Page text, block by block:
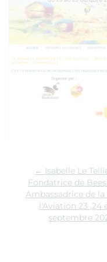
← Isabelle Le
Fondatrice de
Ambassadrice de la
l'Aviation 23 ,24
septembre